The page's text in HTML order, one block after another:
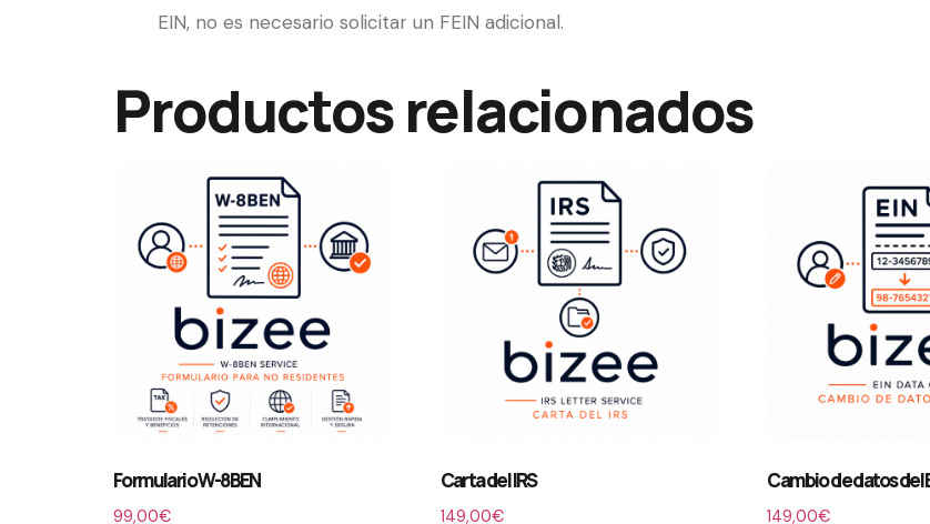
EIN, no es necesario solicitar un FEIN adicional.
Productos relacionados
Formulario W-8BEN
99,00€
Carta del IRS
149,00€
Cambio de datos del
149,00€